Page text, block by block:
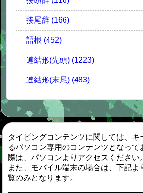
接尾辞 (166)
語根 (452)
連結形(先頭) (1223)
連結形(末尾) (483)
タイピングコンテンツに関しては、キ
るパソコン専用のコンテンツとなって
際は、パソコンよりアクセスください。
また、モバイル端末の場合は、下記
覧のみとなります。